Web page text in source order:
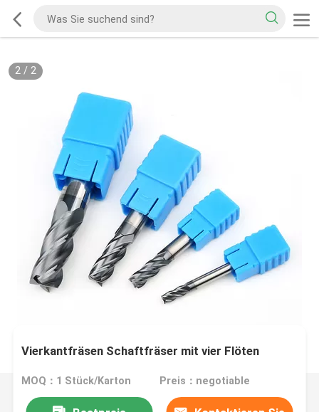
2/ 2
Vierkantfräsen Schaftfräser mit vier Flöten
MOQ：1 Stück/Karton Preis：negotiable